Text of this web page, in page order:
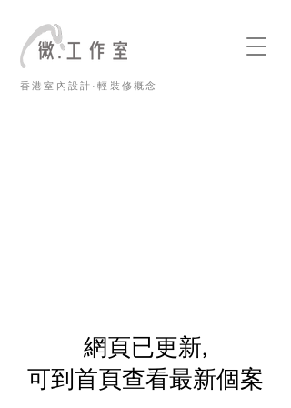
香港室內設計·輕裝修概念
​網頁已更新,
可到首頁查看最新個案